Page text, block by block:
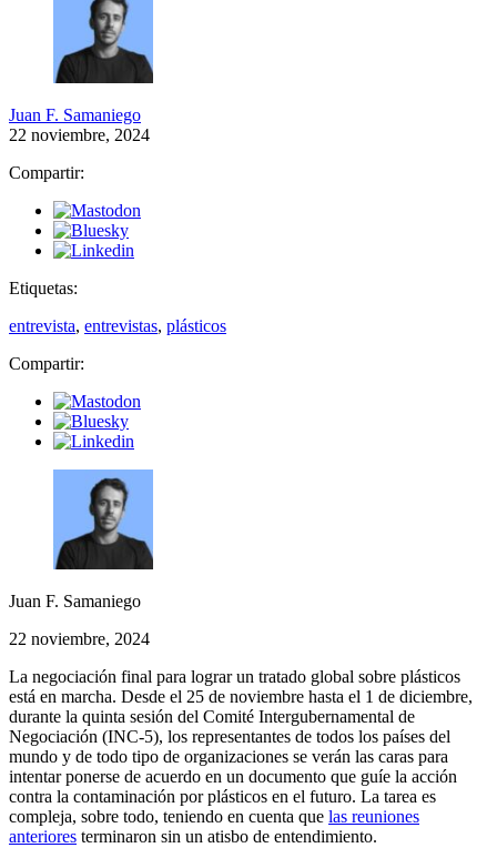
Juan F. Samaniego
22 noviembre, 2024
Compartir:
Etiquetas:
entrevista, entrevistas, plásticos
Compartir:
Juan F. Samaniego
22 noviembre, 2024
La negociación final para lograr un tratado global sobre plásticos
está en marcha. Desde el 25 de noviembre hasta el 1 de diciembre,
durante la quinta sesión del Comité Intergubernamental de
Negociación (INC-5), los representantes de todos los países del
mundo y de todo tipo de organizaciones se verán las caras para
intentar ponerse de acuerdo en un documento que guíe la acción
contra la contaminación por plásticos en el futuro. La tarea es
compleja, sobre todo, teniendo en cuenta que las reuniones
anteriores terminaron sin un atisbo de entendimiento.